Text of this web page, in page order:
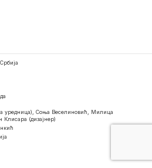
уредница), Соња Веселиновић, Милица
(дизајнер)